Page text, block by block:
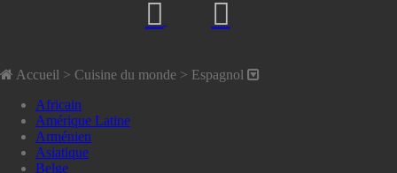
Accueil > Cuisine du monde > Espagnol
Africain
Amérique Latine
Arménien
Asiatique
Belge